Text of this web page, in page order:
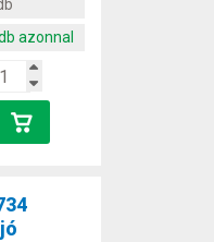
azonnal